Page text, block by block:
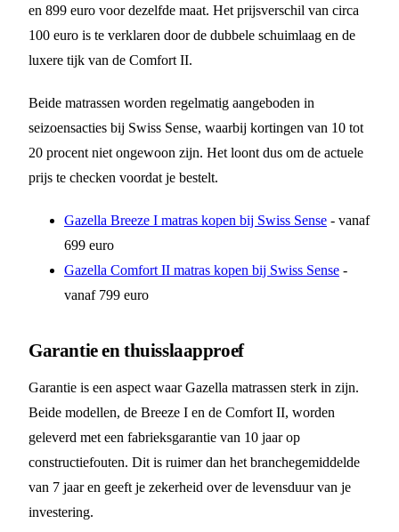
en 899 euro voor dezelfde maat. Het prijsverschil van circa
100 euro is te verklaren door de dubbele schuimlaag en de
luxere tijk van de Comfort II.
Beide matrassen worden regelmatig aangeboden in
seizoensacties bij Swiss Sense, waarbij kortingen van 10 tot
20 procent niet ongewoon zijn. Het loont dus om de actuele
prijs te checken voordat je bestelt.
Gazella Breeze I matras kopen bij Swiss Sense - vanaf
699 euro
Gazella Comfort II matras kopen bij Swiss Sense -
vanaf 799 euro
Garantie en thuisslaapproef
Garantie is een aspect waar Gazella matrassen sterk in zijn.
Beide modellen, de Breeze I en de Comfort II, worden
geleverd met een fabrieksgarantie van 10 jaar op
constructiefouten. Dit is ruimer dan het branchegemiddelde
van 7 jaar en geeft je zekerheid over de levensduur van je
investering.